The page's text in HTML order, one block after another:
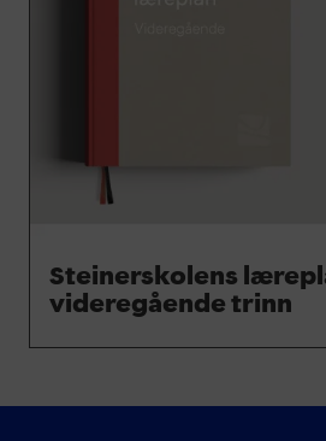
Steinerskolens
videregående trinn